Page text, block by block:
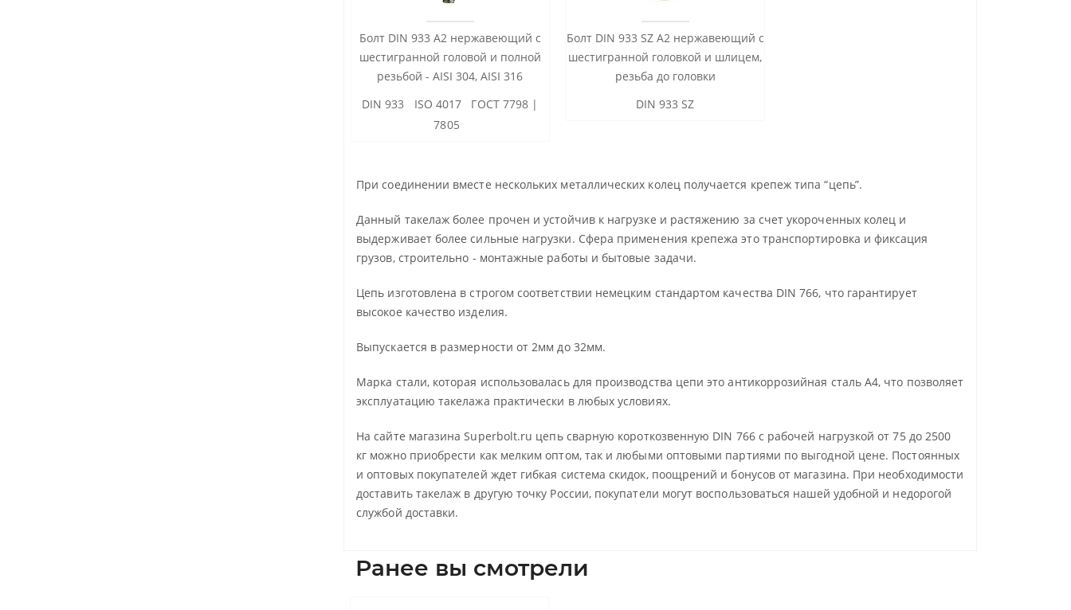
Болт DIN 933 А2 нержавеющий с
шестигранной головой и полной
резьбой - AISI 304, AISI 316
DIN 933 ISO 4017 ГОСТ 7798 |
7805
Болт DIN 933 SZ А2 нержавеющий с
шестигранной головкой и шлицем,
резьба до головки
DIN 933 SZ
При соединении вместе нескольких металлических колец получается крепеж типа “цепь”.
Данный такелаж более прочен и устойчив к нагрузке и растяжению за счет укороченных колец и
выдерживает более сильные нагрузки. Сфера применения крепежа это транспортировка и фиксация
грузов, строительно - монтажные работы и бытовые задачи.
Цепь изготовлена в строгом соответствии немецким стандартом качества DIN 766, что гарантирует
высокое качество изделия.
Выпускается в размерности от 2мм до 32мм.
Марка стали, которая использовалась для производства цепи это антикоррозийная сталь А4, что позволяет
эксплуатацию такелажа практически в любых условиях.
На сайте магазина Superbolt.ru цепь сварную короткозвенную DIN 766 с рабочей нагрузкой от 75 до 2500
кг можно приобрести как мелким оптом, так и любыми оптовыми партиями по выгодной цене. Постоянных
и оптовых покупателей ждет гибкая система скидок, поощрений и бонусов от магазина. При необходимости
доставить такелаж в другую точку России, покупатели могут воспользоваться нашей удобной и недорогой
службой доставки.
Ранее вы смотрели